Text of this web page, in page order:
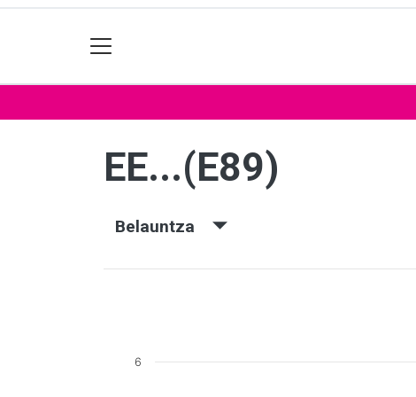
EE...(E89)
Belauntza
6